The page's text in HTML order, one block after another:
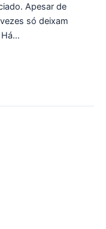
Apesar de
só deixam
Há…